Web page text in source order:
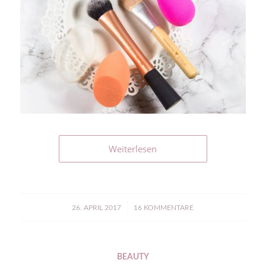
Weiterlesen
26. APRIL 2017
/ 16 KOMMENTARE
BEAUTY